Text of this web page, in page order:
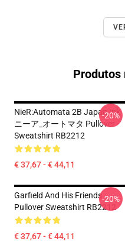
Produtos
NieR:Automata 2B Japan Ink
ニーア_オートマタ Pullover
Sweatshirt RB2212
€ 37,67 - € 44,11
-20%
Garfield And His Friends
Pullover Sweatshirt RB2212
€ 37,67 - € 44,11
-20%